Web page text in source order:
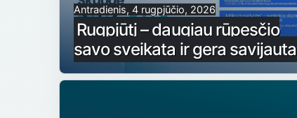
Antradienis, 4 rugpjūčio, 2026
Rugpjūtį – daugiau rūpesčio
savo sveikata ir gera savijauta